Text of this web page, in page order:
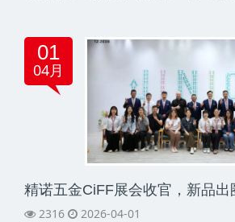
01
04月
2316
2026-04-01